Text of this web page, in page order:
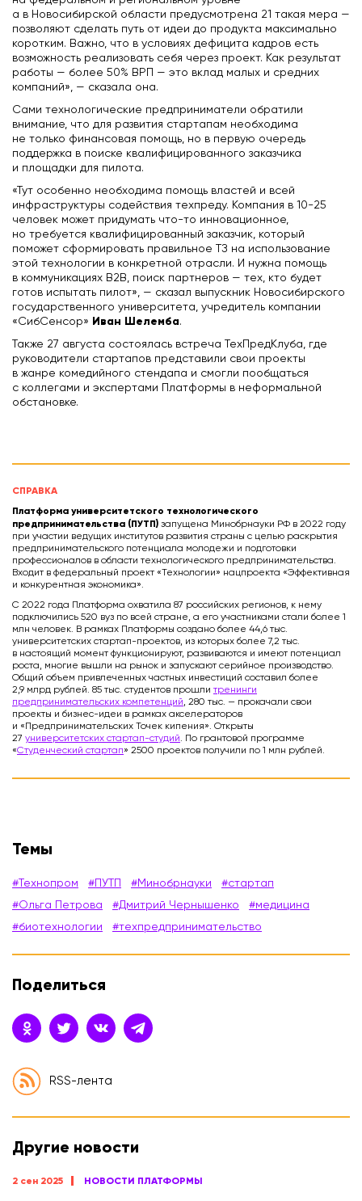
а в Новосибирской области предусмотрена 21 такая мера —
позволяют сделать путь от идеи до продукта максимально
коротким. Важно, что в условиях дефицита кадров есть
возможность реализовать себя через проект. Как результат
работы — более 50% ВРП — это вклад малых и средних
компаний», — сказала она.
Сами технологические предприниматели обратили
внимание, что для развития стартапам необходима
не только финансовая помощь, но в первую очередь
поддержка в поиске квалифицированного заказчика
и площадки для пилота.
«Тут особенно необходима помощь властей и всей
инфраструктуры содействия техпреду. Компания в 10-25
человек может придумать что-то инновационное,
но требуется квалифицированный заказчик, который
поможет сформировать правильное ТЗ на использование
этой технологии в конкретной отрасли. И нужна помощь
в коммуникациях В2В, поиск партнеров — тех, кто будет
готов испытать пилот», — сказал выпускник Новосибирского
государственного университета, учредитель компании
«СибСенсор» Иван Шелемба.
Также 27 августа состоялась встреча ТехПредКлуба, где
руководители стартапов представили свои проекты
в жанре комедийного стендапа и смогли пообщаться
с коллегами и экспертами Платформы в неформальной
обстановке.
Темы
#Технопром #ПУТП #Минобрнауки
#стартап
#Ольга Петрова
#Дмитрий Чернышенко
#медицина
#биотехнологии
#техпредпринимательство
Поделиться
RSS-лента
Другие новости
2 сен 2025 НОВОСТИ ПЛАТФОРМЫ
СПРАВКА
Платформа университетского технологического
предпринимательства (ПУТП) запущена Минобрнауки РФ в 2022 году
при участии ведущих институтов развития страны с целью раскрытия
предпринимательского потенциала молодежи и подготовки
профессионалов в области технологического предпринимательства.
Входит в федеральный проект «Технологии» нацпроекта «Эффективная
и конкурентная экономика».
С 2022 года Платформа охватила 87 российских регионов, к нему
подключились 520 вуз по всей стране, а его участниками стали более 1
млн человек. В рамках Платформы создано более 44,6 тыс.
университетских стартап-проектов, из которых более 7,2 тыс.
в настоящий момент функционируют, развиваются и имеют потенциал
роста, многие вышли на рынок и запускают серийное производство.
Общий объем привлеченных частных инвестиций составил более
2,9 млрд рублей. 85 тыс. студентов прошли тренинги
предпринимательских компетенций, 280 тыс. — прокачали свои
проекты и бизнес-идеи в рамках акселераторов
и «Предпринимательских Точек кипения». Открыты
27 университетских стартап-студий. По грантовой программе
«Студенческий стартап» 2500 проектов получили по 1 млн рублей.